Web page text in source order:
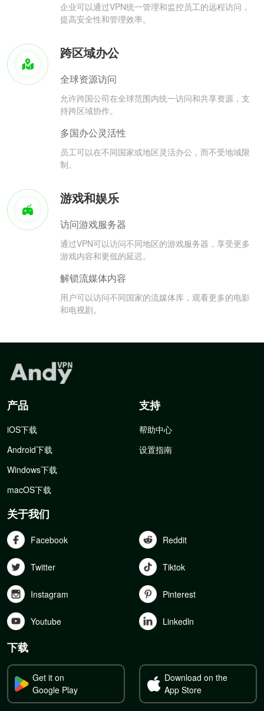
企业可以通过VPN统一管理和监控员工的远程访问，
提高安全性和管理效率。
跨区域办公
全球资源访问
允许跨国公司在全球范围内统一访问和共享资源，支
持跨区域协作。
多国办公灵活性
员工可以在不同国家或地区灵活办公，而不受地域限
制。
游戏和娱乐
访问游戏服务器
通过VPN可以访问不同地区的游戏服务器，享受更多
游戏内容和更低的延迟。
解锁流媒体内容
用户可以访问不同国家的流媒体库，观看更多的电影
和电视剧。
产品
iOS下载
Android下载
Windows下载
macOS下载
支持
帮助中心
设置指南
关于我们
Facebook Reddit
Twitter Tiktok
Instagram Pinterest
Youtube Linkedln
下载
Get it on
Google Play
Download on the
App Store